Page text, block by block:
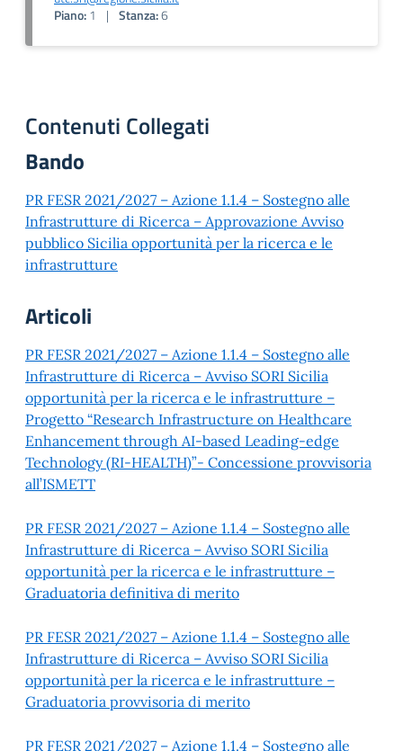
Piano:1 | Stanza:6
Contenuti Collegati
Bando
PR FESR 2021/2027 – Azione 1.1.4 – Sostegno alle
Infrastrutture di Ricerca – Approvazione Avviso
pubblico Sicilia opportunità per la ricerca e le
infrastrutture
Articoli
PR FESR 2021/2027 – Azione 1.1.4 – Sostegno alle
Infrastrutture di Ricerca – Avviso SORI Sicilia
opportunità per la ricerca e le infrastrutture –
Progetto “Research Infrastructure on Healthcare
Enhancement through AI-based Leading-edge
Technology (RI-HEALTH)”- Concessione provvisoria
all’ISMETT
PR FESR 2021/2027 – Azione 1.1.4 – Sostegno alle
Infrastrutture di Ricerca – Avviso SORI Sicilia
opportunità per la ricerca e le infrastrutture –
Graduatoria definitiva di merito
PR FESR 2021/2027 – Azione 1.1.4 – Sostegno alle
Infrastrutture di Ricerca – Avviso SORI Sicilia
opportunità per la ricerca e le infrastrutture –
Graduatoria provvisoria di merito
PR FESR 2021/2027 – Azione 1.1.4 – Sostegno alle